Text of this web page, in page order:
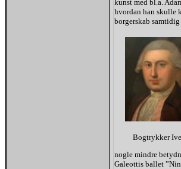
kunst med bl.a.
hvordan han skulle
borgerskab
Bogtrykker
nogle mindre
Galeottis ballet